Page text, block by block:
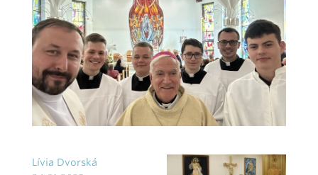
Lívia Dvorská